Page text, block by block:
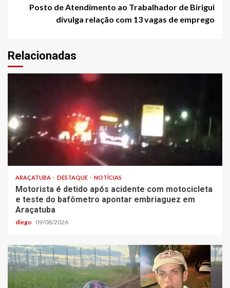
Posto de Atendimento ao Trabalhador de Birigui
divulga relação com 13 vagas de emprego
Relacionadas
ARAÇATUBA DESTAQUE NOTÍCIAS
Motorista é detido após acidente com motocicleta
e teste do bafômetro apontar embriaguez em
Araçatuba
diego 09/08/2026